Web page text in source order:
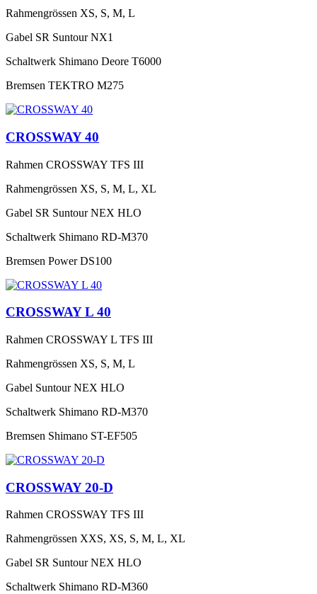
Rahmengrössen XS, S, M, L
Gabel SR Suntour NX1
Schaltwerk Shimano Deore T6000
Bremsen TEKTRO M275
CROSSWAY 40
Rahmen CROSSWAY TFS III
Rahmengrössen XS, S, M, L, XL
Gabel SR Suntour NEX HLO
Schaltwerk Shimano RD-M370
Bremsen Power DS100
CROSSWAY L 40
Rahmen CROSSWAY L TFS III
Rahmengrössen XS, S, M, L
Gabel Suntour NEX HLO
Schaltwerk Shimano RD-M370
Bremsen Shimano ST-EF505
CROSSWAY 20-D
Rahmen CROSSWAY TFS III
Rahmengrössen XXS, XS, S, M, L, XL
Gabel SR Suntour NEX HLO
Schaltwerk Shimano RD-M360